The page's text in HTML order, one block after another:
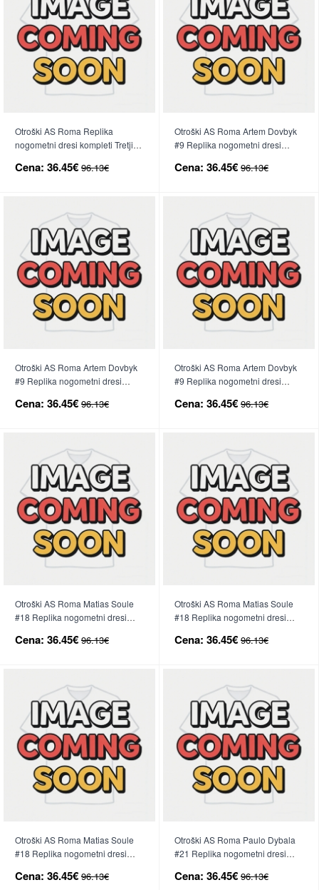
Otroški AS Roma Replika
nogometni dresi kompleti Tretji
Cena: 36.45€ 96.13€
Otroški AS Roma Artem Dovbyk
#9 Replika nogometni dresi
Rokav (+ hlače)
Cena: 36.45€ 96.13€
Otroški AS Roma Artem Dovbyk
#9 Replika nogometni dresi
Kratek Rokav (+ hlače)
Cena: 36.45€ 96.13€
Otroški AS Roma Artem Dovbyk
#9 Replika nogometni dresi
Rokav (+ hlače)
Cena: 36.45€ 96.13€
Otroški AS Roma Matias Soule
#18 Replika nogometni dresi
Rokav (+ hlače)
Cena: 36.45€ 96.13€
Otroški AS Roma Matias Soule
#18 Replika nogometni dresi
Kratek Rokav (+ hlače)
Cena: 36.45€ 96.13€
Otroški AS Roma Matias Soule
#18 Replika nogometni dresi
Rokav (+ hlače)
Cena: 36.45€ 96.13€
Otroški AS Roma Paulo Dybala
#21 Replika nogometni dresi
Rokav (+ hlače)
Cena: 36.45€ 96.13€